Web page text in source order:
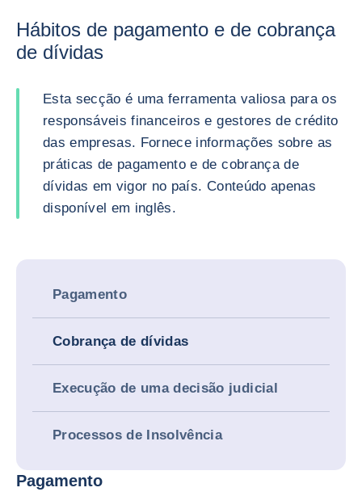
Hábitos de pagamento e de cobrança
de dívidas
Esta secção é uma ferramenta valiosa para os
responsáveis financeiros e gestores de crédito
das empresas. Fornece informações sobre as
práticas de pagamento e de cobrança de
dívidas em vigor no país. Conteúdo apenas
disponível em inglês.
Pagamento
Cobrança de dívidas
Execução de uma decisão judicial
Processos de Insolvência
Pagamento